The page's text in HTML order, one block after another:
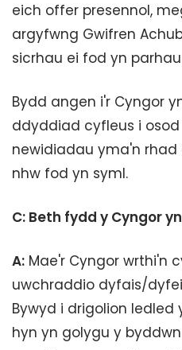
eich offer presennol,
argyfwng Gwifren
sicrhau ei fod yn
Bydd angen i'r Cyngor
ddyddiad cyfleus i
newidiadau yma'n
nhw fod yn syml.
C: Beth fydd y Cyngor
A: Mae'r Cyngor wrthi'n
uwchraddio dyfais/
Bywyd i drigolion ledled
hyn yn golygu y